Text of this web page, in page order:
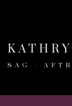
SAG -